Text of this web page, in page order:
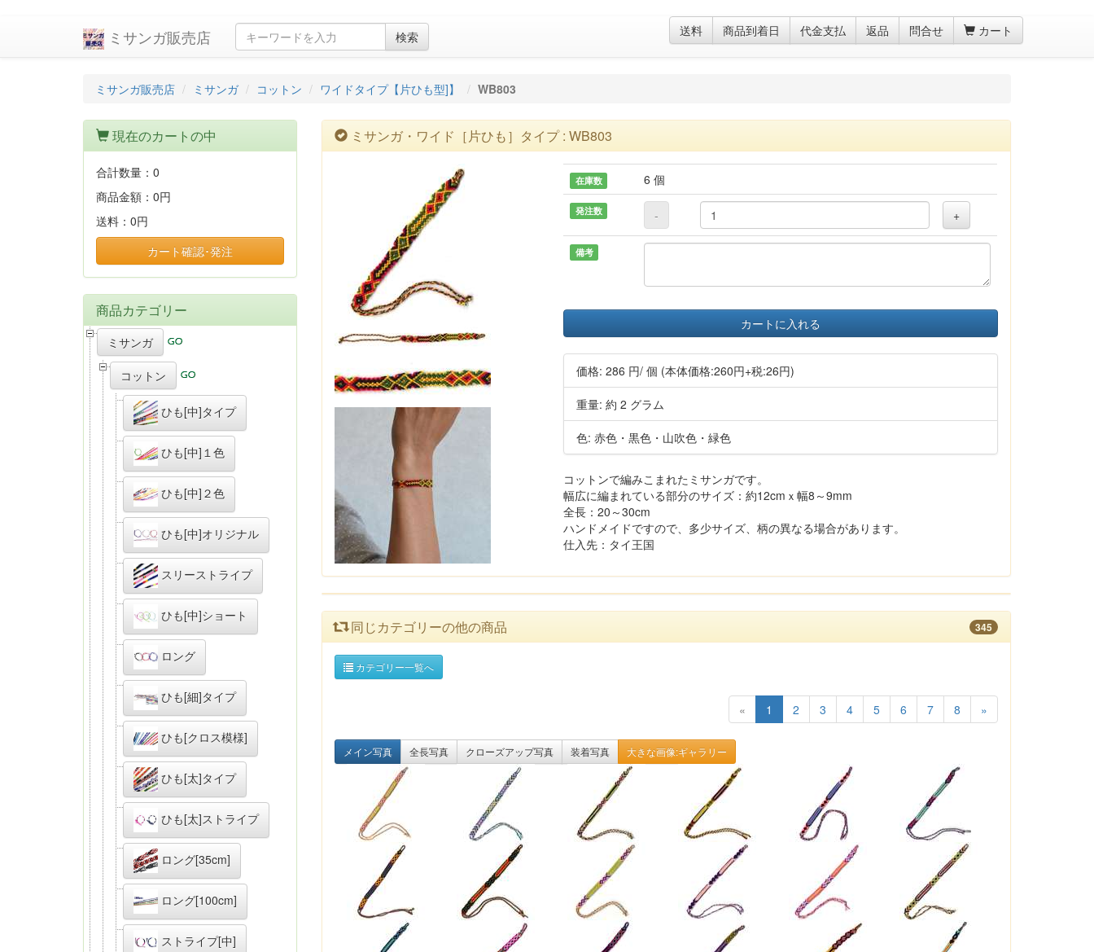
ミサンガ販売店 検索 送料 商品到着日 代金支払 返品 問合せ カート
ミサンガ販売店 ミサンガ コットン ワイドタイプ【片ひも型]】 WB803
ミサンガ・ワイド［片ひも］タイプ : WB803
在庫数 6 個
発注数 - +
備考
カートに入れる
価格:286 円/ 個 (本体価格:260円+税:26円)
重量: 約 2 グラム
色: 赤色・黒色・山吹色・緑色
コットンで編みこまれたミサンガです。
幅広に編まれている部分のサイズ：約12cmｘ幅8～9mm
全長：20～30cm
ハンドメイドですので、多少サイズ、柄の異なる場合があります。
仕入先：タイ王国
同じカテゴリーの他の商品 345
カテゴリー一覧へ
« 1 2 3 4 5 6 7 8 »
メイン写真 全長写真 クローズアップ写真 装着写真 大きな画像:ギャラリー
現在のカートの中
合計数量： 0
商品金額： 0円
送料： 0円
カート確認･発注
商品カテゴリー
ミサンガ
コットン
ひも[中]タイプ
ひも[中]１色
ひも[中]２色
ひも[中]オリジナル
スリーストライプ
ひも[中]ショート
ロング
ひも[細]タイプ
ひも[クロス模様]
ひも[太]タイプ
ひも[太]ストライプ
ロング[35cm]
ロング[100cm]
ストライプ[中]